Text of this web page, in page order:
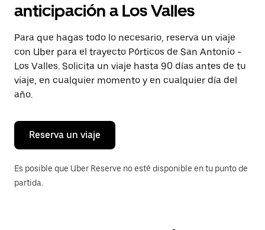
y
selecciona
una
fecha.
Presiona
la
tecla Esc
para
cerrar
calendario.
anticipación a Los Valles
Para que hagas todo lo necesario, reserva un viaje
con Uber para el trayecto Pórticos de San Antonio -
Los Valles. Solicita un viaje hasta 90 días antes de tu
viaje, en cualquier momento y en cualquier día del
año.
Reserva un viaje
Es posible que Uber Reserve no esté disponible en tu punto de
partida.